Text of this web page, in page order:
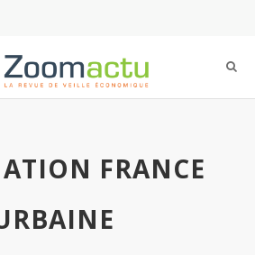
FRANCE